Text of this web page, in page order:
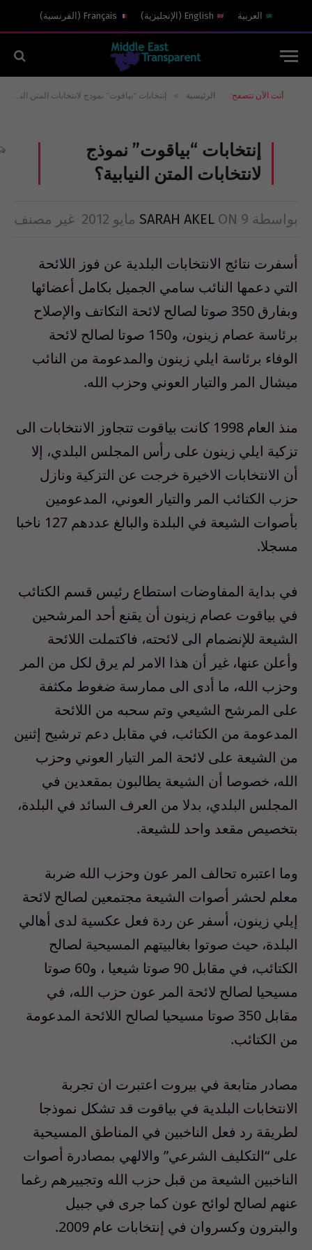
العربية English
( الإنجليزية)
Français
( الفرنسية)
أنت الآن تتصفح: الرئيسية » إنتخابات “بياقوت” نموذج لانتخابات المتن النيابية؟
إنتخابات “بياقوت” نموذج
لانتخابات المتن النيابية؟
بواسطة SARAH AKEL ON 9 مايو 2012 غير مصنف
أسفرت نتائج الانتخابات البلدية عن فوز اللائحة
التي دعمها النائب سامي الجميل بكامل أعضائها
وبفارق 350 صوتا لصالح لائحة التكاتف والإصلاح
برئاسة عصام زينون، و150 صوتا لصالح لائحة
الوفاء برئاسة ايلي زينون والمدعومة من النائب
ميشال المر والتيار العوني وحزب الله.
منذ العام 1998 كانت بياقوت تتجاوز الانتخابات الى
تزكية ايلي زينون على رأس المجلس البلدي، إلا
أن الانتخابات الاخيرة خرجت عن التزكية ونازل
حزب الكتائب المر والتيار العوني، المدعومين
بأصوات الشيعة في البلدة والبالغ عددهم 127 ناخبا
مسجلا.
في بداية المفاوضات استطاع رئيس قسم الكتائب
في بياقوت عصام زينون أن يقنع أحد المرشحين
الشيعة للإنضمام الى لائحته، فاكتملت اللائحة
وأعلن عنها، غير أن هذا الامر لم يرق لكل من المر
وحزب الله، ما أدى الى ممارسة ضغوط مكثفة
على المرشح الشيعي وتم سحبه من اللائحة
المدعومة من الكتائب، في مقابل دعم ترشيح إثنين
من الشيعة على لائحة المر التيار العوني وحزب
الله، خصوصا أن الشيعة يطالبون بمقعدين في
المجلس البلدي، بدلا من العرف السائد في البلدة،
بتخصيص مقعد واحد للشيعة.
وما اعتبره تحالف المر عون وحزب الله ضربة
معلم لحشر أصوات الشيعة مجتمعين لصالح لائحة
إيلي زينون، أسفر عن ردة فعل عكسية لدى أهالي
البلدة، حيث صوتوا بغالبيتهم المسيحية لصالح
الكتائب، في مقابل 90 صوتا شيعيا ، و60 صوتا
مسيحيا لصالح لائحة المر عون حزب الله، في
مقابل 350 صوتا مسيحيا لصالح اللائحة المدعومة
من الكتائب.
مصادر متابعة في بيروت اعتبرت ان تجربة
الانتخابات البلدية في بياقوت قد تشكل نموذجا
لطريقة رد فعل الناخبين في المناطق المسيحية
على “التكليف الشرعي” والالهي بمصادرة أصوات
الناخبين الشيعة من قبل حزب الله وتجييرهم رغما
عنهم لصالح لوائح عون كما جرى في جبيل
والبترون وكسروان في إنتخابات عام 2009.